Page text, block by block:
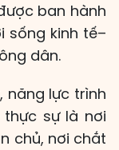
ban hành
sống kinh tế–
dân.
năng lực trình
sự là nơi
chủ, nơi chắt